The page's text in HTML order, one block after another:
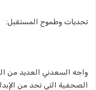
تحديات وطموح المستقبل:
واجه السعدني العديد من
الصحفية التي تحد من